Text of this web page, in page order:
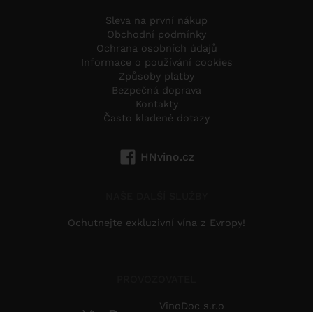
Sleva na první nákup
Obchodní podmínky
Ochrana osobních údajů
Informace o používání cookies
Způsoby platby
Bezpečná doprava
Kontakty
Často kladené dotazy
HNvino.cz
Ochutnejte exkluzivní vína z Evropy!
VinoDoc s.r.o